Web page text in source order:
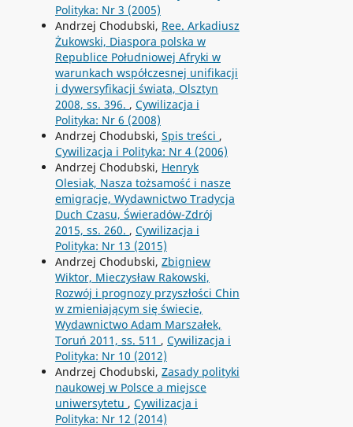
Polityka: Nr 3 (2005)
Andrzej Chodubski, Ree. Arkadiusz
Żukowski, Diaspora polska w
Republice Południowej Afryki w
warunkach współczesnej unifikacji
i dywersyfikacji świata, Olsztyn
2008, ss. 396. , Cywilizacja i
Polityka: Nr 6 (2008)
Andrzej Chodubski, Spis treści ,
Cywilizacja i Polityka: Nr 4 (2006)
Andrzej Chodubski, Henryk
Olesiak, Nasza tożsamość i nasze
emigracje, Wydawnictwo Tradycja
Duch Czasu, Świeradów-Zdrój
2015, ss. 260. , Cywilizacja i
Polityka: Nr 13 (2015)
Andrzej Chodubski, Zbigniew
Wiktor, Mieczysław Rakowski,
Rozwój i prognozy przyszłości Chin
w zmieniającym się świecie,
Wydawnictwo Adam Marszałek,
Toruń 2011, ss. 511 , Cywilizacja i
Polityka: Nr 10 (2012)
Andrzej Chodubski, Zasady polityki
naukowej w Polsce a miejsce
uniwersytetu , Cywilizacja i
Polityka: Nr 12 (2014)